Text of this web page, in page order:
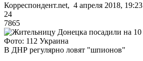
Корреспондент.net, 4 апреля 2018, 19:23
24
7865
Фото: 112 Украина
В ДНР регулярно ловят "шпионов"